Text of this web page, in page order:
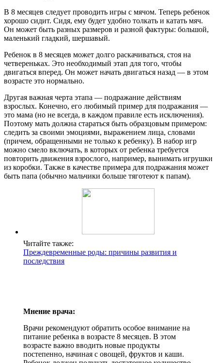
В 8 месяцев следует проводить игры с мячом. Теперь ребенок
хорошо сидит. Сидя, ему будет удобно толкать и катать мяч.
Он может быть разных размеров и разной фактуры: большой,
маленький гладкий, шершавый.
Ребенок в 8 месяцев может долго раскачиваться, стоя на
четвереньках. Это необходимый этап для того, чтобы
двигаться вперед. Он может начать двигаться назад — в этом
возрасте это нормально.
Другая важная черта этапа — подражание действиям
взрослых. Конечно, его любимый пример для подражания —
это мама (но не всегда, в каждом правиле есть исключения).
Поэтому мать должна стараться быть образцовым примером:
следить за своими эмоциями, выражением лица, словами
(причем, обращенными не только к ребенку). В набор игр
можно смело включать, в которых от ребенка требуется
повторить движения взрослого, например, вынимать игрушки
из коробки. Также в качестве примера для подражания может
быть папа (обычно мальчики больше тяготеют к папам).
Читайте также:
Преждевременные роды: причины развития и
последствия
Мнение врача:
Врачи рекомендуют обратить особое внимание на
питание ребенка в возрасте 8 месяцев. В этом
возрасте важно вводить новые продукты
постепенно, начиная с овощей, фруктов и каши.